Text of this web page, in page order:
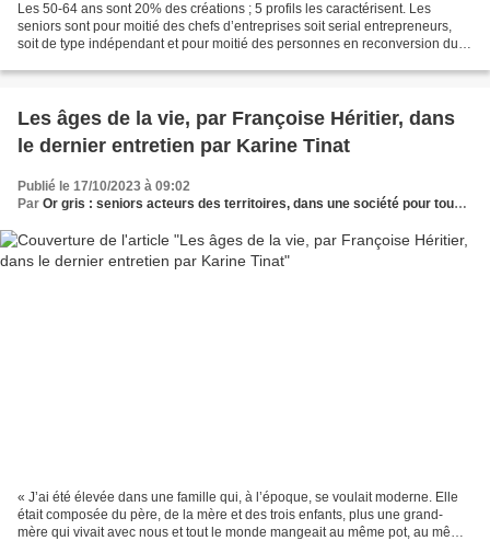
Les 50-64 ans sont 20% des créations ; 5 profils les caractérisent. Les
seniors sont pour moitié des chefs d’entreprises soit serial entrepreneurs,
soit de type indépendant et pour moitié des personnes en reconversion du
Les âges de la vie, par Françoise Héritier, dans
le dernier entretien par Karine Tinat
Publié le 17/10/2023 à 09:02
Par Or gris : seniors acteurs des territoires, dans une société pour tous les âges
« J’ai été élevée dans une famille qui, à l’époque, se voulait moderne. Elle
était composée du père, de la mère et des trois enfants, plus une grand-
mère qui vivait avec nous et tout le monde mangeait au même pot, au même